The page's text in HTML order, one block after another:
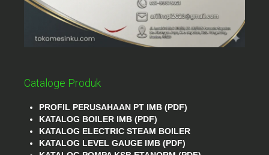
Cataloge Produk
PROFIL PERUSAHAAN PT IMB (PDF)
KATALOG BOILER IMB (PDF)
KATALOG ELECTRIC STEAM BOILER
KATALOG LEVEL GAUGE IMB (PDF)